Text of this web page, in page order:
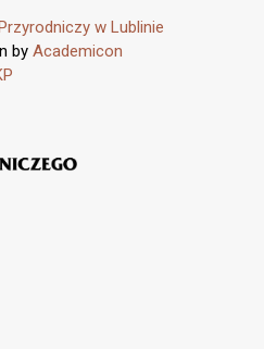
w Lublinie
by Academicon